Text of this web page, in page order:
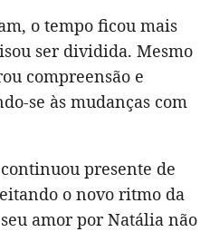
o tempo ficou mais
ser dividida. Mesmo
compreensão e
se às mudanças com
presente de
o novo ritmo da
amor por Natália não